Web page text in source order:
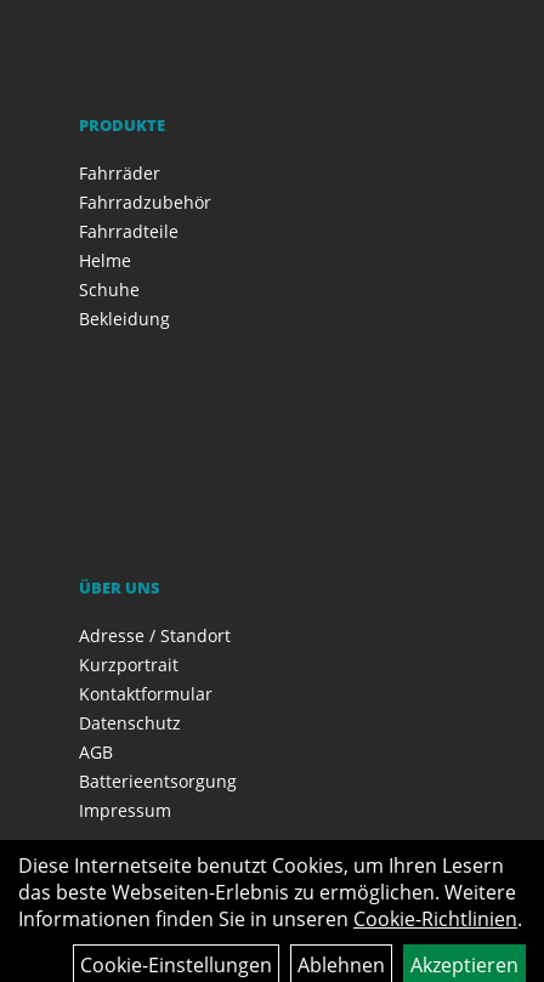
PRODUKTE
Fahrräder
Fahrradzubehör
Fahrradteile
Helme
Schuhe
Bekleidung
ÜBER UNS
Adresse / Standort
Kurzportrait
Kontaktformular
Datenschutz
AGB
Batterieentsorgung
Impressum
Diese Internetseite benutzt Cookies, um Ihren Lesern
das beste Webseiten-Erlebnis zu ermöglichen. Weitere
Informationen finden Sie in unseren Cookie-Richtlinien.
Cookie-Einstellungen
Ablehnen Akzeptieren